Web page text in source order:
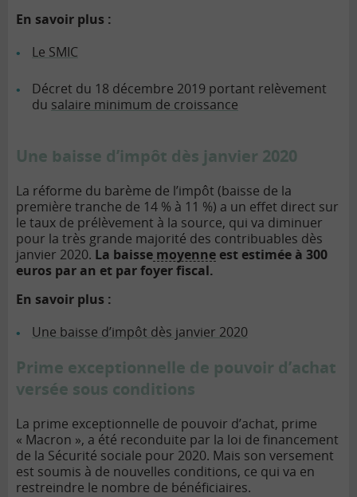
En savoir plus :
Le SMIC
Décret du 18 décembre 2019 portant relèvement
du salaire minimum de croissance
Une baisse d’impôt dès janvier 2020
La réforme du barème de l’impôt (baisse de la
première tranche de 14 % à 11 %) a un effet direct sur
le taux de prélèvement à la source, qui va diminuer
pour la très grande majorité des contribuables dès
janvier 2020. La baisse moyenne est estimée à 300
euros par an et par foyer fiscal.
En savoir plus :
Une baisse d’impôt dès janvier 2020
Prime exceptionnelle de pouvoir d’achat
versée sous conditions
La prime exceptionnelle de pouvoir d’achat, prime
« Macron », a été reconduite par la loi de financement
de la Sécurité sociale pour 2020. Mais son versement
est soumis à de nouvelles conditions, ce qui va en
restreindre le nombre de bénéficiaires.